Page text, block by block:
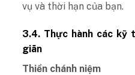
vụ và thời hạn của bạn.
3.4. Thực hành các kỹ
giãn
Thiền chánh niệm